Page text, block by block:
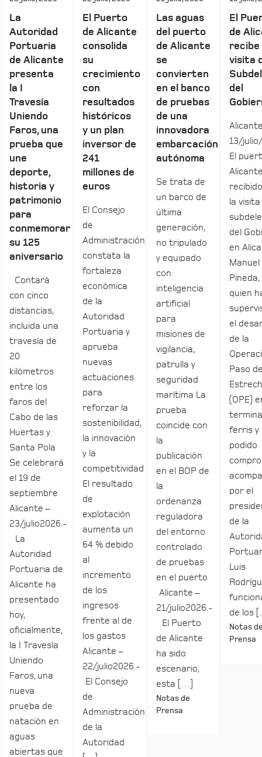
La
Autoridad
Portuaria
de Alicante
presenta
la I
Travesía
Uniendo
Faros, una
prueba que
une
deporte,
historia y
patrimonio
para
conmemorar
su 125
aniversario
Contará
con cinco
distancias,
incluida una
travesía de
20
kilómetros
entre los
faros del
Cabo de las
Huertas y
Santa Pola
Se celebrará
el 19 de
septiembre
Alicante –
23/julio2026.-
La
Autoridad
Portuaria de
Alicante ha
presentado
hoy,
oficialmente,
la I Travesía
Uniendo
Faros, una
nueva
prueba de
natación en
aguas
abiertas que
El Puerto
de Alicante
consolida
su
crecimiento
con
resultados
históricos
y un plan
inversor de
241
millones de
euros
El Consejo
de
Administración
constata la
fortaleza
económica
de la
Autoridad
Portuaria y
aprueba
nuevas
actuaciones
para
reforzar la
sostenibilidad,
la innovación
y la
competitividad
El resultado
de
explotación
aumenta un
64 % debido
al
incremento
de los
ingresos
frente al de
los gastos
Alicante –
22/julio2026.-
El Consejo
de
Administración
de la
Autoridad
Las aguas
del puerto
de Alicante
se
convierten
en el banco
de pruebas
de una
innovadora
embarcación
autónoma
Se trata de
un barco de
última
generación,
no tripulado
y equipado
con
inteligencia
artificial
para
misiones de
vigilancia,
patrulla y
seguridad
marítima La
prueba
coincide con
la
publicación
en el BOP de
la
ordenanza
reguladora
del entorno
controlado
de pruebas
en el puerto
Alicante –
21/julio2026.-
El Puerto
de Alicante
ha sido
escenario,
esta […]
Notas de
Prensa
El
de
recibe
visita
del
13/
El
la
del
en
Manuel
Pineda,
quien
el
de la
Paso
(OPE)
ferris y
podido
por el
de la
Luis
de los
Notas
Prensa